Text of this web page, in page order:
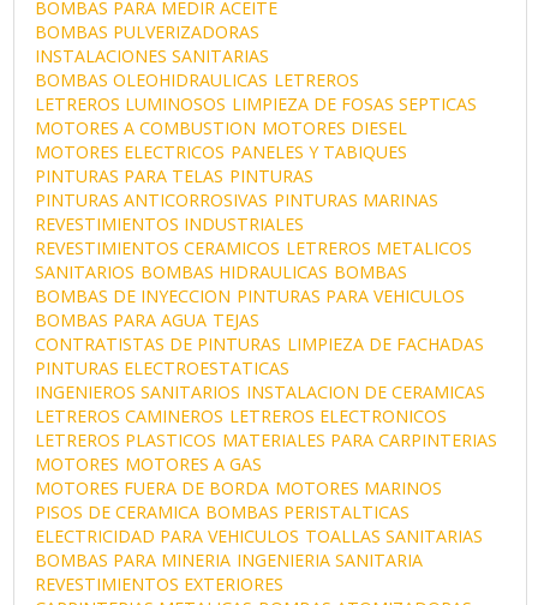
BOMBAS PARA MEDIR ACEITE
BOMBAS PULVERIZADORAS
INSTALACIONES SANITARIAS
BOMBAS OLEOHIDRAULICAS LETREROS
LETREROS LUMINOSOS LIMPIEZA DE FOSAS SEPTICAS
MOTORES A COMBUSTION MOTORES DIESEL
MOTORES ELECTRICOS PANELES Y TABIQUES
PINTURAS PARA TELAS PINTURAS
PINTURAS ANTICORROSIVAS PINTURAS MARINAS
REVESTIMIENTOS INDUSTRIALES
REVESTIMIENTOS CERAMICOS LETREROS METALICOS
SANITARIOS BOMBAS HIDRAULICAS BOMBAS
BOMBAS DE INYECCION PINTURAS PARA VEHICULOS
BOMBAS PARA AGUA TEJAS
CONTRATISTAS DE PINTURAS LIMPIEZA DE FACHADAS
PINTURAS ELECTROESTATICAS
INGENIEROS SANITARIOS INSTALACION DE CERAMICAS
LETREROS CAMINEROS LETREROS ELECTRONICOS
LETREROS PLASTICOS MATERIALES PARA CARPINTERIAS
MOTORES MOTORES A GAS
MOTORES FUERA DE BORDA MOTORES MARINOS
PISOS DE CERAMICA BOMBAS PERISTALTICAS
ELECTRICIDAD PARA VEHICULOS TOALLAS SANITARIAS
BOMBAS PARA MINERIA INGENIERIA SANITARIA
REVESTIMIENTOS EXTERIORES